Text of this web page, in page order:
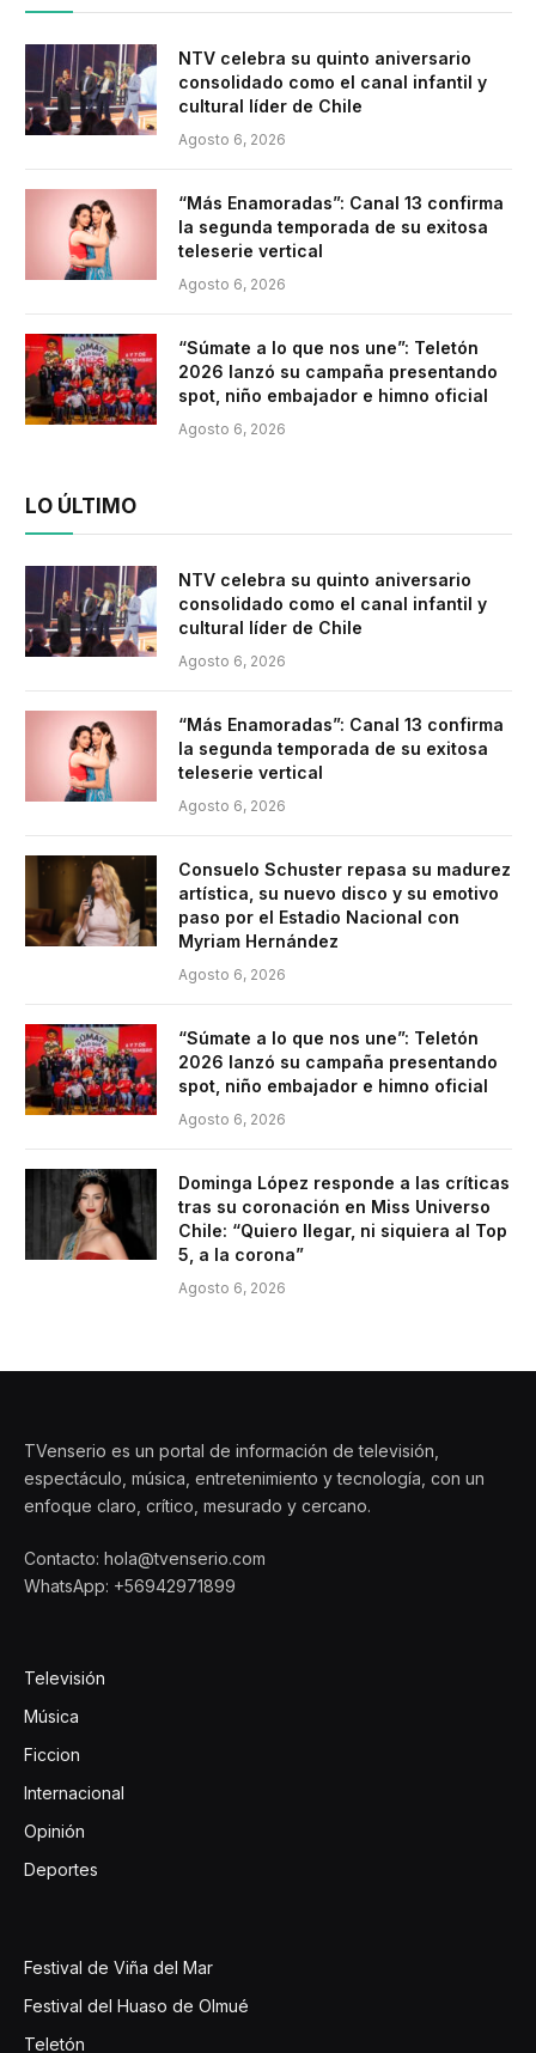
NTV celebra su quinto aniversario
consolidado como el canal infantil y
cultural líder de Chile
Agosto 6, 2026
“Más Enamoradas”: Canal 13 confirma
la segunda temporada de su exitosa
teleserie vertical
Agosto 6, 2026
“Súmate a lo que nos une”: Teletón
2026 lanzó su campaña presentando
spot, niño embajador e himno oficial
Agosto 6, 2026
LO ÚLTIMO
NTV celebra su quinto aniversario
consolidado como el canal infantil y
cultural líder de Chile
Agosto 6, 2026
“Más Enamoradas”: Canal 13 confirma
la segunda temporada de su exitosa
teleserie vertical
Agosto 6, 2026
Consuelo Schuster repasa su madurez
artística, su nuevo disco y su emotivo
paso por el Estadio Nacional con
Myriam Hernández
Agosto 6, 2026
“Súmate a lo que nos une”: Teletón
2026 lanzó su campaña presentando
spot, niño embajador e himno oficial
Agosto 6, 2026
Dominga López responde a las críticas
tras su coronación en Miss Universo
Chile: “Quiero llegar, ni siquiera al Top
5, a la corona”
Agosto 6, 2026
TVenserio es un portal de información de televisión,
espectáculo, música, entretenimiento y tecnología, con un
enfoque claro, crítico, mesurado y cercano.
Contacto: hola@tvenserio.com
WhatsApp: +56942971899
Televisión
Música
Ficcion
Internacional
Opinión
Deportes
Festival de Viña del Mar
Festival del Huaso de Olmué
Teletón